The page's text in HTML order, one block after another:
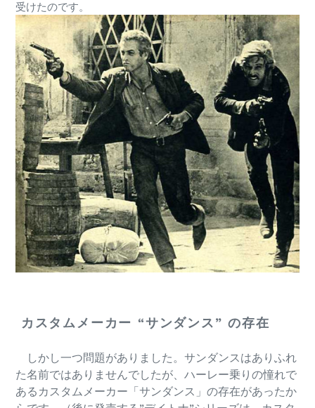
受けたのです。
カスタムメーカー “サンダンス” の存在
しかし一つ問題がありました。サンダンスはありふれ
た名前ではありませんでしたが、ハーレー乗りの憧れで
あるカスタムメーカー「サンダンス」の存在があったか